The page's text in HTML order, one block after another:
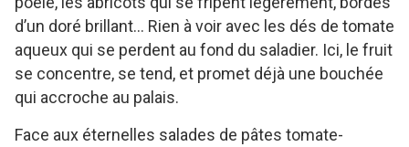
d’un doré brillant… Rien à voir avec les dés de tomate
aqueux qui se perdent au fond du saladier. Ici, le fruit
se concentre, se tend, et promet déjà une bouchée
qui accroche au palais.
Face aux éternelles salades de pâtes tomate-